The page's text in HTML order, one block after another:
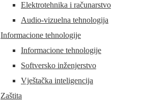
Elektrotehnika i računarstvo
Audio-vizuelna tehnologija
Informacione tehnologije
Informacione tehnologije
Softversko inženjerstvo
Vještačka inteligencija
Zaštita